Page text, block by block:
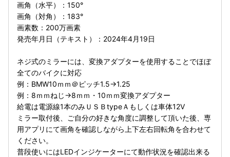
画角（水平）：150°
画角（対角）：183°
画素数：200万画素
発売年月日（テキスト）：2024年4月19日
ネジ式のミラーには、変換アダプターを使用することでほぼ
全てのバイクに対応
例：BMW10ｍｍ＠ピッチ1.5→1.25
例：8ｍｍねじ→8ｍｍ・10ｍｍ変換アダプター
給電は電源線1本のみＵＳＢtypeＡもしくは車体12V
ミラー取付後、ご自分の好きな角度に調整して頂いた後、専
用アプリにて画角を確認しながら上下左右回転角を合わせて
ください。
普段使いにはLEDインジケーターにて動作状況を確認出来る